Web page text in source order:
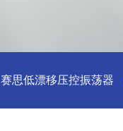
赛思低漂移压控振荡器